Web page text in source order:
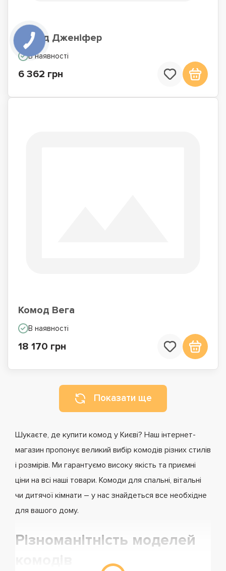
Комод Дженіфер
В наявності
6 362 грн
Комод Вега
В наявності
18 170 грн
Показати ще
Шукаєте, де купити комод у Києві? Наш інтернет-
магазин пропонує великий вибір комодів різних стилів
і розмірів. Ми гарантуємо високу якість та приємні
ціни на всі наші товари. Комоди для спальні, вітальні
чи дитячої кімнати – у нас знайдеться все необхідне
для вашого дому.
Різноманітність моделей